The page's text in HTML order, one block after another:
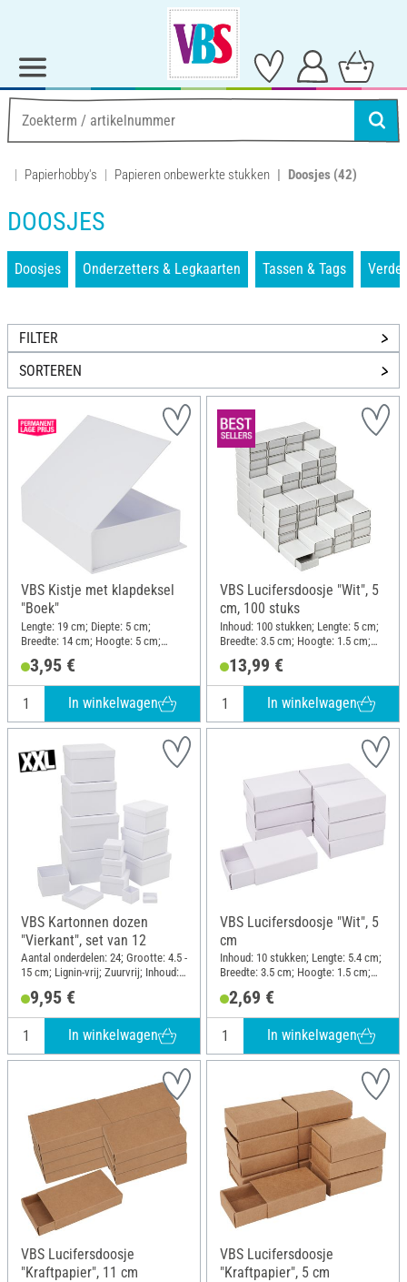
Papierhobby's Papieren onbewerkte stukken Doosjes (42)
DOOSJES
Doosjes Onderzetters & Legkaarten Tassen & Tags
FILTER
SORTEREN
VBS Kistje met klapdeksel
"Boek"
Lengte: 19 cm; Diepte: 5 cm;
Breedte: 14 cm; Hoogte: 5 cm;
3,95 €
In winkelwagen
VBS Lucifersdoosje "Wit", 5
cm, 100 stuks
Inhoud: 100 stukken; Lengte: 5 cm;
Breedte: 3.5 cm; Hoogte: 1.5 cm;
13,99 €
In winkelwagen
VBS Kartonnen dozen
"Vierkant", set van 12
Aantal onderdelen: 24; Grootte: 4.5 -
15 cm; Lignin-vrij; Zuurvrij; Inhoud:
9,95 €
In winkelwagen
VBS Lucifersdoosje "Wit", 5
cm
Inhoud: 10 stukken; Lengte: 5.4 cm;
Breedte: 3.5 cm; Hoogte: 1.5 cm;
2,69 €
In winkelwagen
VBS Lucifersdoosje
"Kraftpapier", 11 cm
VBS Lucifersdoosje
"Kraftpapier", 5 cm